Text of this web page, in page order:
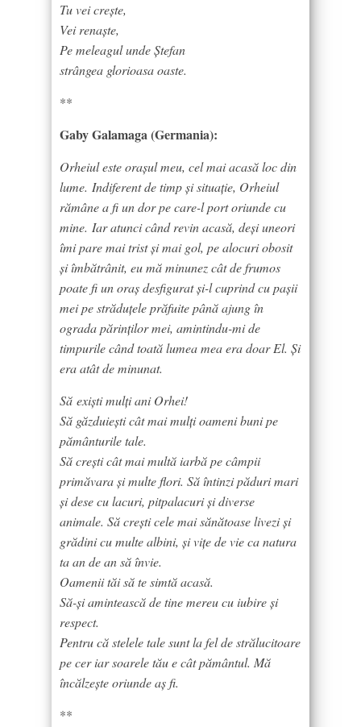
Tu vei crește,
Vei renaște,
Pe meleagul unde Ștefan
strângea glorioasa oaste.
**
Gaby Galamaga (Germania):
Orheiul este orașul meu, cel mai acasă loc din
lume. Indiferent de timp și situație, Orheiul
rămâne a fi un dor pe care-l port oriunde cu
mine. Iar atunci când revin acasă, deși uneori
îmi pare mai trist și mai gol, pe alocuri obosit
și îmbătrânit, eu mă minunez cât de frumos
poate fi un oraș desfigurat și-l cuprind cu pașii
mei pe străduțele prăfuite până ajung în
ograda părinților mei, amintindu-mi de
timpurile când toată lumea mea era doar El. Și
era atât de minunat.
Să exiști mulți ani Orhei!
Să găzduiești cât mai mulți oameni buni pe
pământurile tale.
Să crești cât mai multă iarbă pe câmpii
primăvara și multe flori. Să întinzi păduri mari
și dese cu lacuri, pitpalacuri și diverse
animale. Să crești cele mai sănătoase livezi și
grădini cu multe albini, și vițe de vie ca natura
ta an de an să învie.
Oamenii tăi să te simtă acasă.
Să-și amintească de tine mereu cu iubire și
respect.
Pentru că stelele tale sunt la fel de strălucitoare
pe cer iar soarele tău e cât pământul. Mă
încălzește oriunde aș fi.
**